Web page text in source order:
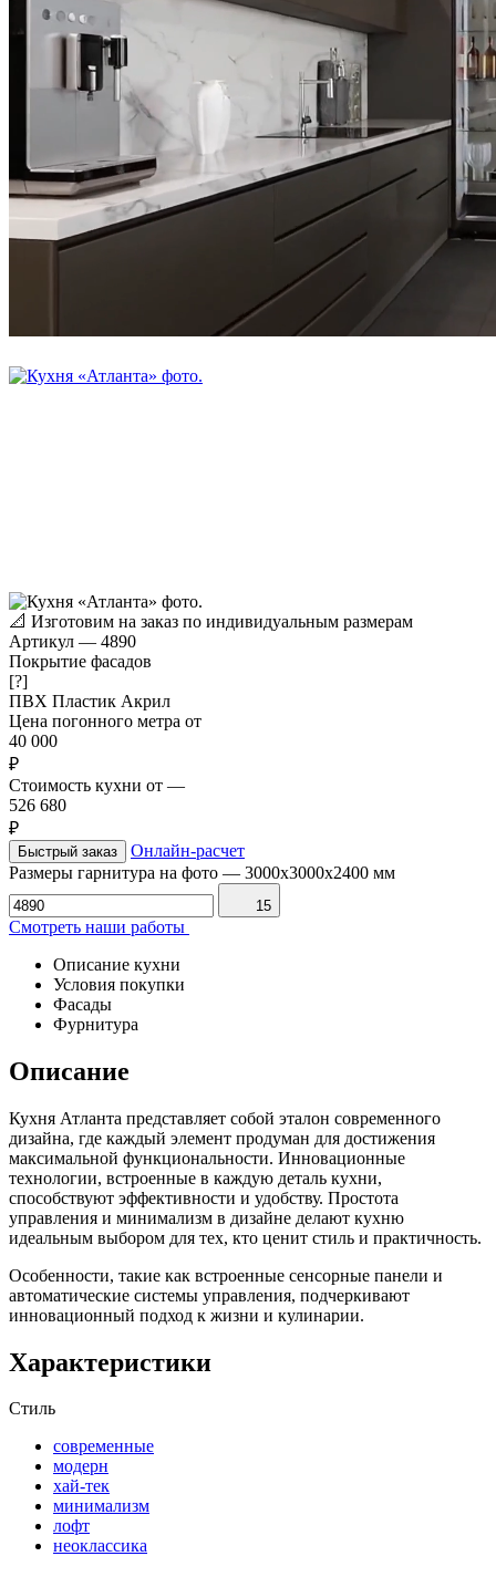
📐 Изготовим на заказ по индивидуальным размерам
Артикул — 4890
Покрытие фасадов
[?]
ПВХ Пластик Акрил
Цена погонного метра от
40 000
₽
Стоимость кухни от —
526 680
₽
Быстрый заказ
Онлайн-расчет
Размеры гарнитура на фото — 3000х3000х2400 мм
15
Смотреть наши работы
Описание кухни
Условия покупки
Фасады
Фурнитура
Описание
Кухня Атланта представляет собой эталон современного
дизайна, где каждый элемент продуман для достижения
максимальной функциональности. Инновационные
технологии, встроенные в каждую деталь кухни,
способствуют эффективности и удобству. Простота
управления и минимализм в дизайне делают кухню
идеальным выбором для тех, кто ценит стиль и практичность.
Особенности, такие как встроенные сенсорные панели и
автоматические системы управления, подчеркивают
инновационный подход к жизни и кулинарии.
Характеристики
Стиль
современные
модерн
хай-тек
минимализм
лофт
неоклассика